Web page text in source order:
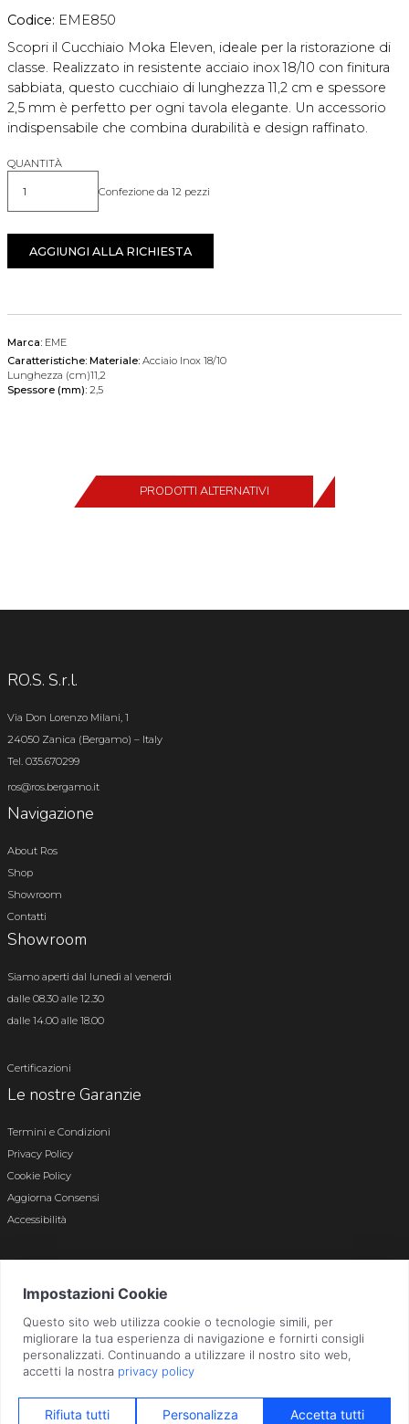
Codice: EME850
Scopri il Cucchiaio Moka Eleven, ideale per la ristorazione di
classe. Realizzato in resistente acciaio inox 18/10 con finitura
sabbiata, questo cucchiaio di lunghezza 11,2 cm e spessore
2,5 mm è perfetto per ogni tavola elegante. Un accessorio
indispensabile che combina durabilità e design raffinato.
QUANTITÀ
Quantità Confezione da 12 pezzi
AGGIUNGI ALLA RICHIESTA
Marca: EME
Caratteristiche: Materiale: Acciaio Inox 18/10
Lunghezza (cm)11,2
Spessore (mm): 2,5
PRODOTTI ALTERNATIVI
RO.S. S.r.l.
Via Don Lorenzo Milani, 1
24050 Zanica (Bergamo) – Italy
Tel. 035.670299
ros@ros.bergamo.it
Navigazione
About Ros
Shop
Showroom
Contatti
Showroom
Siamo aperti dal lunedì al venerdì
dalle 08.30 alle 12.30
dalle 14.00 alle 18.00
Certificazioni
Le nostre Garanzie
Termini e Condizioni
Privacy Policy
Cookie Policy
Aggiorna Consensi
Accessibilità
Bergamo n. 01496180165 · Capitale Sociale i.v. € 800.000,00